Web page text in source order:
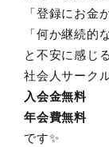
「登録にお金
「何か継続的
と不安に感じ
社会人サーク
入会金無料
年会費無料
です✨